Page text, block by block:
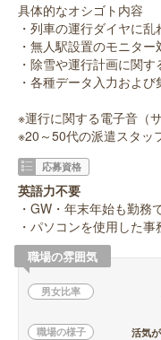
具体的なオシゴト内容
・列車の運行ダイヤに
・無人駅設置のモニタ
・除雪や運行計画に関
・各種データ入力およ
※運行に関する電子音（
※20～50代の派遣スタッ
応募資格
英語力不要
・GW・年末年始も勤務
・パソコンを使用した
職場の雰囲気
男女比率
職場の様子 活気